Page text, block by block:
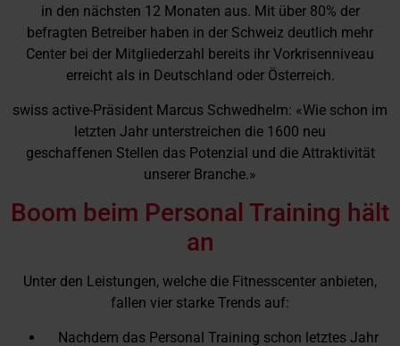
in den nächsten 12 Monaten aus. Mit über 80% der
befragten Betreiber haben in der Schweiz deutlich mehr
Center bei der Mitgliederzahl bereits ihr Vorkrisenniveau
erreicht als in Deutschland oder Österreich.
swiss active-Präsident Marcus Schwedhelm: «Wie schon im
letzten Jahr unterstreichen die 1600 neu
geschaffenen Stellen das Potenzial und die Attraktivität
unserer Branche.»
Boom beim Personal Training hält
an
Unter den Leistungen, welche die Fitnesscenter anbieten,
fallen vier starke Trends auf:
Nachdem das Personal Training schon letztes Jahr